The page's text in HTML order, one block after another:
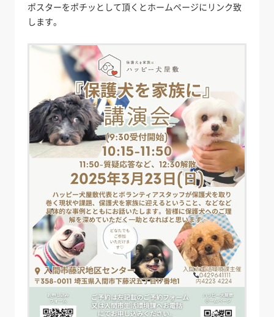
ポスターをポチッとして頂くとホームページにリンク致
します。